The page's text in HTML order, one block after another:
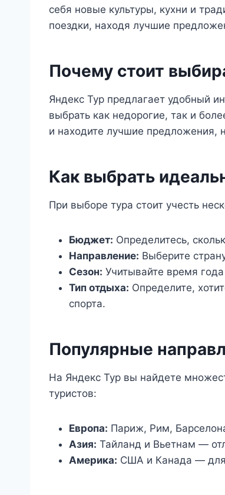
себя новые культуры, кухни и
поездки, находя лучшие
Почему стоит
Яндекс Тур предлагает удобный
выбрать как недорогие, так и
и находите лучшие предложения,
Как выбрать
При выборе тура стоит учесть
Бюджет: Определитесь,
Направление: Выберите
Сезон: Учитывайте время
Тип отдыха: Определите,
спорта.
Популярные
На Яндекс Тур вы найдете
туристов:
Европа: Париж, Рим,
Азия: Тайланд и Вьетнам —
Америка: США и Канада — для